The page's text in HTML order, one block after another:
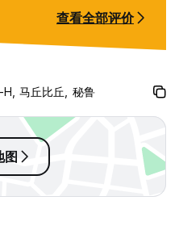
查看全部评价
马丘比丘, 秘鲁
图